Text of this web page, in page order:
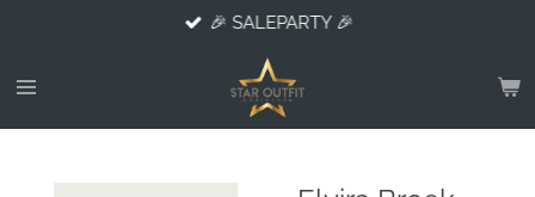
naar
hoofdinhoud
🎉 SALEPARTY 🎉